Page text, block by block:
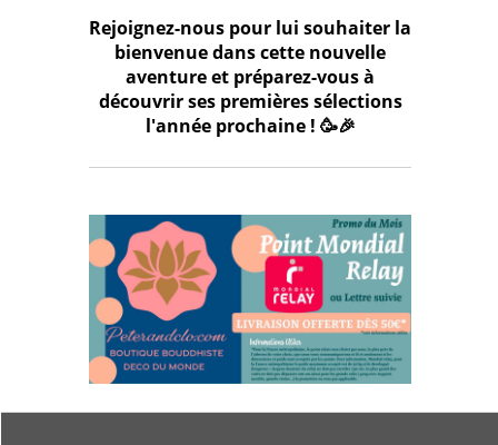
Rejoignez-nous pour lui souhaiter la
bienvenue dans cette nouvelle
aventure et préparez-vous à
découvrir ses premières sélections
l'année prochaine ! 🥳🎉